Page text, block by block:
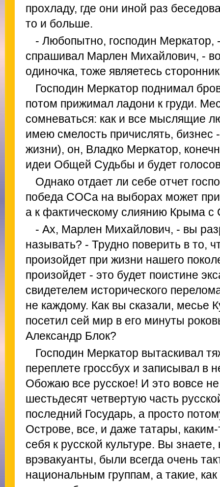
прохладу, где они иной раз
то и больше.
- Любопытно, господин
спрашивал Марлен Михайлович, -
одиночка, тоже являетесь
Господин Меркатор поднимал
потом прижимал ладони к груди.
сомневаться: как и все мыслящие
имею смелость причислять, бизнес
жизни), он, Владко Меркатор,
идеи Общей Судьбы и будет
Однако отдает ли себе отчет
победа СОСа на выборах может
а к фактическому слиянию Крыма
- Ах, Марлен Михайлович, - вы
называть? - Трудно поверить в то,
произойдет при жизни нашего
произойдет - это будет поистине
свидетелем исторического
не каждому. Как вы сказали, месье
посетил сей мир в его минуты
Александр Блок?
Господин Меркатор вытаскивал
переплете гроссбух и записывал в
Обожаю все русское! И это вовсе
шестьдесят четвертую часть
последний Государь, а просто
Острове, все, и даже татары,
себя к русской культуре. Вы
врэвакуанты, были всегда очень
национальным группам, а такие,